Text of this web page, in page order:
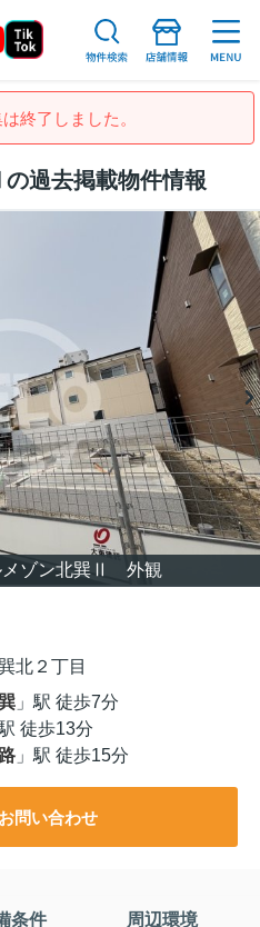
終了しました。
過去掲載物件情報
メゾン北巽Ⅱ 外観
北２丁目
」駅 徒歩7分
徒歩13分
」駅 徒歩15分
問い合わせ
条件 周辺環境